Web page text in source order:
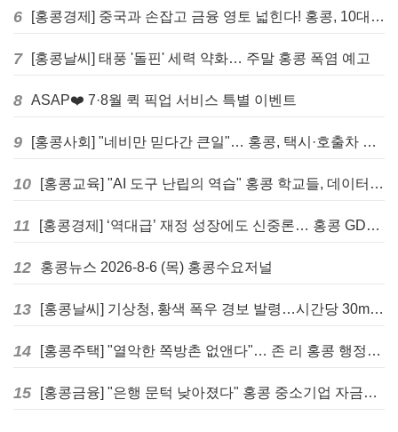
6 [홍콩경제] 중국과 손잡고 금융 영토 넓힌다! 홍콩, 10대 신규 정책 발표
7 [홍콩날씨] 태풍 '돌핀' 세력 약화… 주말 홍콩 폭염 예고
8 ASAP❤️ 7·8월 퀵 픽업 서비스 특별 이벤트
9 [홍콩사회] "네비만 믿다간 큰일"… 홍콩, 택시·호출차 통합 시험 도입하며 규제 본격화
10 [홍콩교육] "AI 도구 난립의 역습" 홍콩 학교들, 데이터 고립에 교육 효과 평가 비상
11 [홍콩경제] ‘역대급’ 재정 성장에도 신중론… 홍콩 GDP 전망 상향 속 “지정학적 리스크 경계”
12 홍콩뉴스 2026-8-6 (목) 홍콩수요저널
13 [홍콩날씨] 기상청, 황색 폭우 경보 발령…시간당 30mm 이상 강우 예보
14 [홍콩주택] "열악한 쪽방촌 없앤다"… 존 리 홍콩 행정장관, 4년 내 단계적 폐지 선언
15 [홍콩금융] "은행 문턱 낮아졌다" 홍콩 중소기업 자금줄 숨통 트이나… HKMA "2분기 신용 조건 안정적"